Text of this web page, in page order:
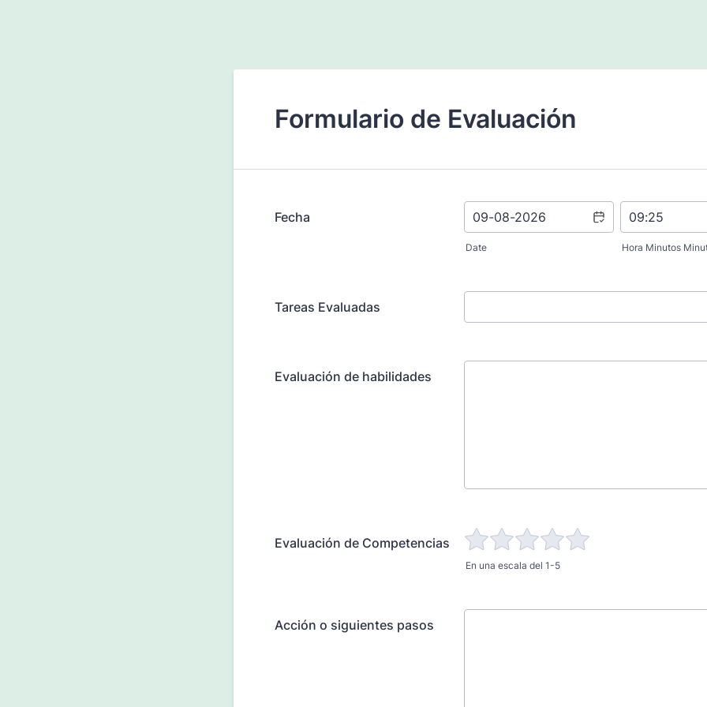
Formulario de Evaluación
Fecha
Date Hora Minutos
Tareas Evaluadas
Evaluación de habilidades
Evaluación de Competencias
En una escala del 1-5
Acción o siguientes pasos